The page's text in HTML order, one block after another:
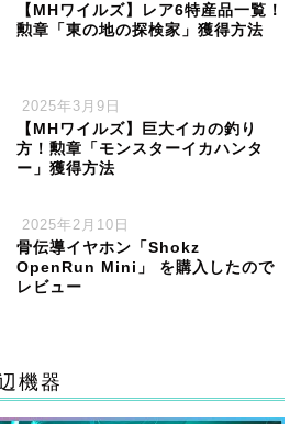
【MHワイルズ】レア6特産品一覧！
勲章「東の地の探検家」獲得方法
2025年3月9日
【MHワイルズ】巨大イカの釣り
方！勲章「モンスターイカハンタ
ー」獲得方法
2025年2月10日
骨伝導イヤホン「Shokz
OpenRun Mini」 を購入したので
レビュー
機器